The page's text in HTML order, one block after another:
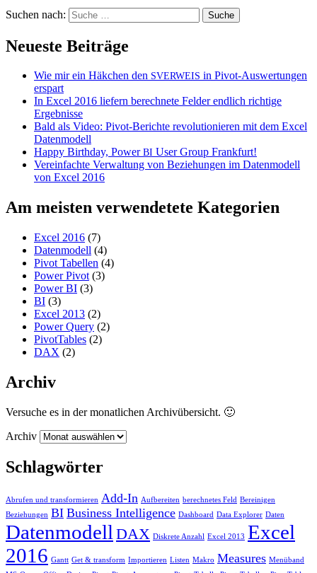
Suchen nach:
Neueste Beiträge
Wie mir ein Häkchen den SVERWEIS in Pivot-Auswertungen
erspart
In Excel 2016 liefern berechnete Felder endlich richtige
Ergebnisse
Bald als Video: Pivot-Berichte revolutionieren mit dem Excel
Datenmodell
Happy Birthday, PowerBI User Group Frankfurt!
Vereinfachte Verwaltung von Beziehungen im Datenmodell
von Excel 2016
Am meisten verwendetete Kategorien
Excel 2016 (7)
Datenmodell (4)
Pivot Tabellen (4)
Power Pivot (3)
Power BI (3)
BI (3)
Excel 2013 (2)
Power Query (2)
PivotTables (2)
DAX (2)
Archiv
Versuche es in der monatlichen Archivübersicht. 🙂
Archiv
Schlagwörter
Abrufen und transformieren Add-In Aufbereiten berechnetes Feld Bereinigen
Beziehungen BI Business Intelligence Dashboard Data Explorer Daten
Datenmodell DAX Diskrete Anzahl Excel 2013 Excel
2016 Gantt Get & transform Importieren Listen Makro Measures Menüband